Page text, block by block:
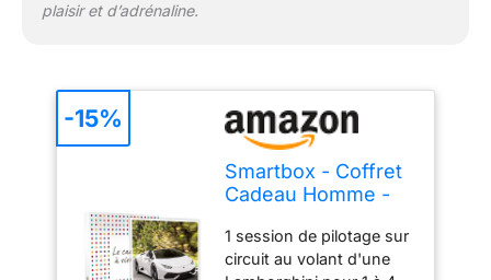
plaisir et d’adrénaline.
Smartbox - Coffret
Cadeau Homme -
Conduite en
Lamborghini sur
1 session de pilotage sur
circuit au volant d'une
-15%